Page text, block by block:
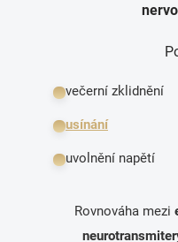
večerní zklidnění
usínání
uvolnění napětí
Rovnováha mezi